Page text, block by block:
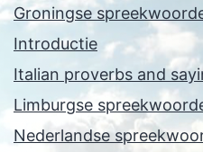
Groningse
Introductie
Italian proverbs and
Limburgse
Nederlandse